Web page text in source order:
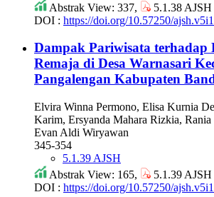
Abstrak View: 337,
5.1.38
DOI : https://doi.org/10.57250/
Dampak Pariwisata terhadap
Remaja di Desa Warnasari
Pangalengan Kabupaten
Elvira Winna Permono, Elisa Kurnia
Karim, Ersyanda Mahara Rizkia, Rania
Evan Aldi Wiryawan
345-354
5.1.39 AJSH
Abstrak View: 165,
5.1.39
DOI : https://doi.org/10.57250/